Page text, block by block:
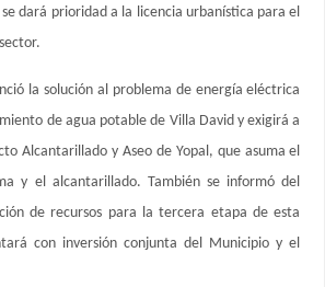
dará prioridad a la licencia urbanística para el
la solución al problema de energía eléctrica
de agua potable de Villa David y exigirá a
Alcantarillado y Aseo de Yopal, que asuma el
y el alcantarillado. También se informó del
de recursos para la tercera etapa de esta
con inversión conjunta del Municipio y el